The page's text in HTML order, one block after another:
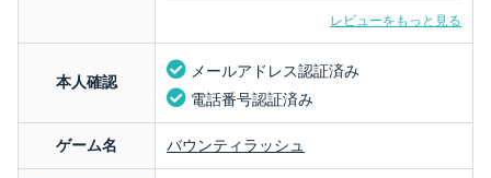
レビューをもっと見る
本人確認
メールアドレス認証済み
電話番号認証済み
ゲーム名 バウンティラッシュ